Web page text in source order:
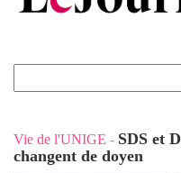
Vie de l'UNIGE - SDS et
changent de doyen